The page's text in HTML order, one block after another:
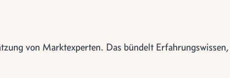
von Marktexperten. Das bündelt Erfahrungswissen,